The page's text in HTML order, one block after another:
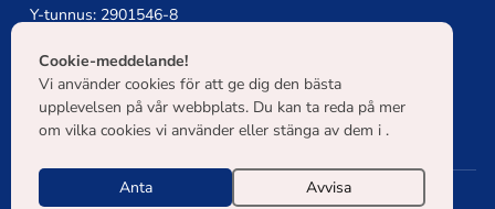
Y-tunnus: 2901546-8
+358 40 7159 319
NCAGE: A0PUG
Cookie-meddelande!
Vi använder cookies för att ge dig den bästa
upplevelsen på vår webbplats. Du kan ta reda på mer
om vilka cookies vi använder eller stänga av dem i .
Anta Avvisa
© COPYRIGHT 2026 BLCS KAIKKI OIKEUDET PIDÄTETÄÄN. |